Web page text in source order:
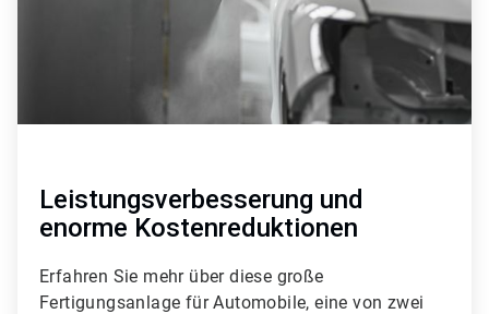
Leistungsverbesserung und
enorme Kostenreduktionen
Erfahren Sie mehr über diese große
Fertigungsanlage für Automobile, eine von zwei